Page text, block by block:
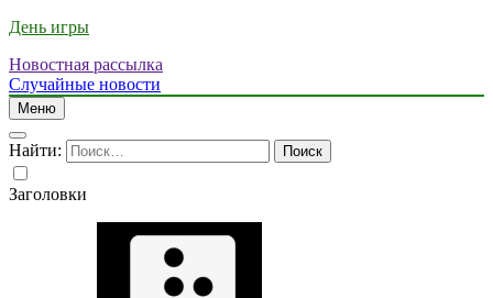
День игры
Новостная рассылка
Случайные новости
Меню
Найти:
Заголовки